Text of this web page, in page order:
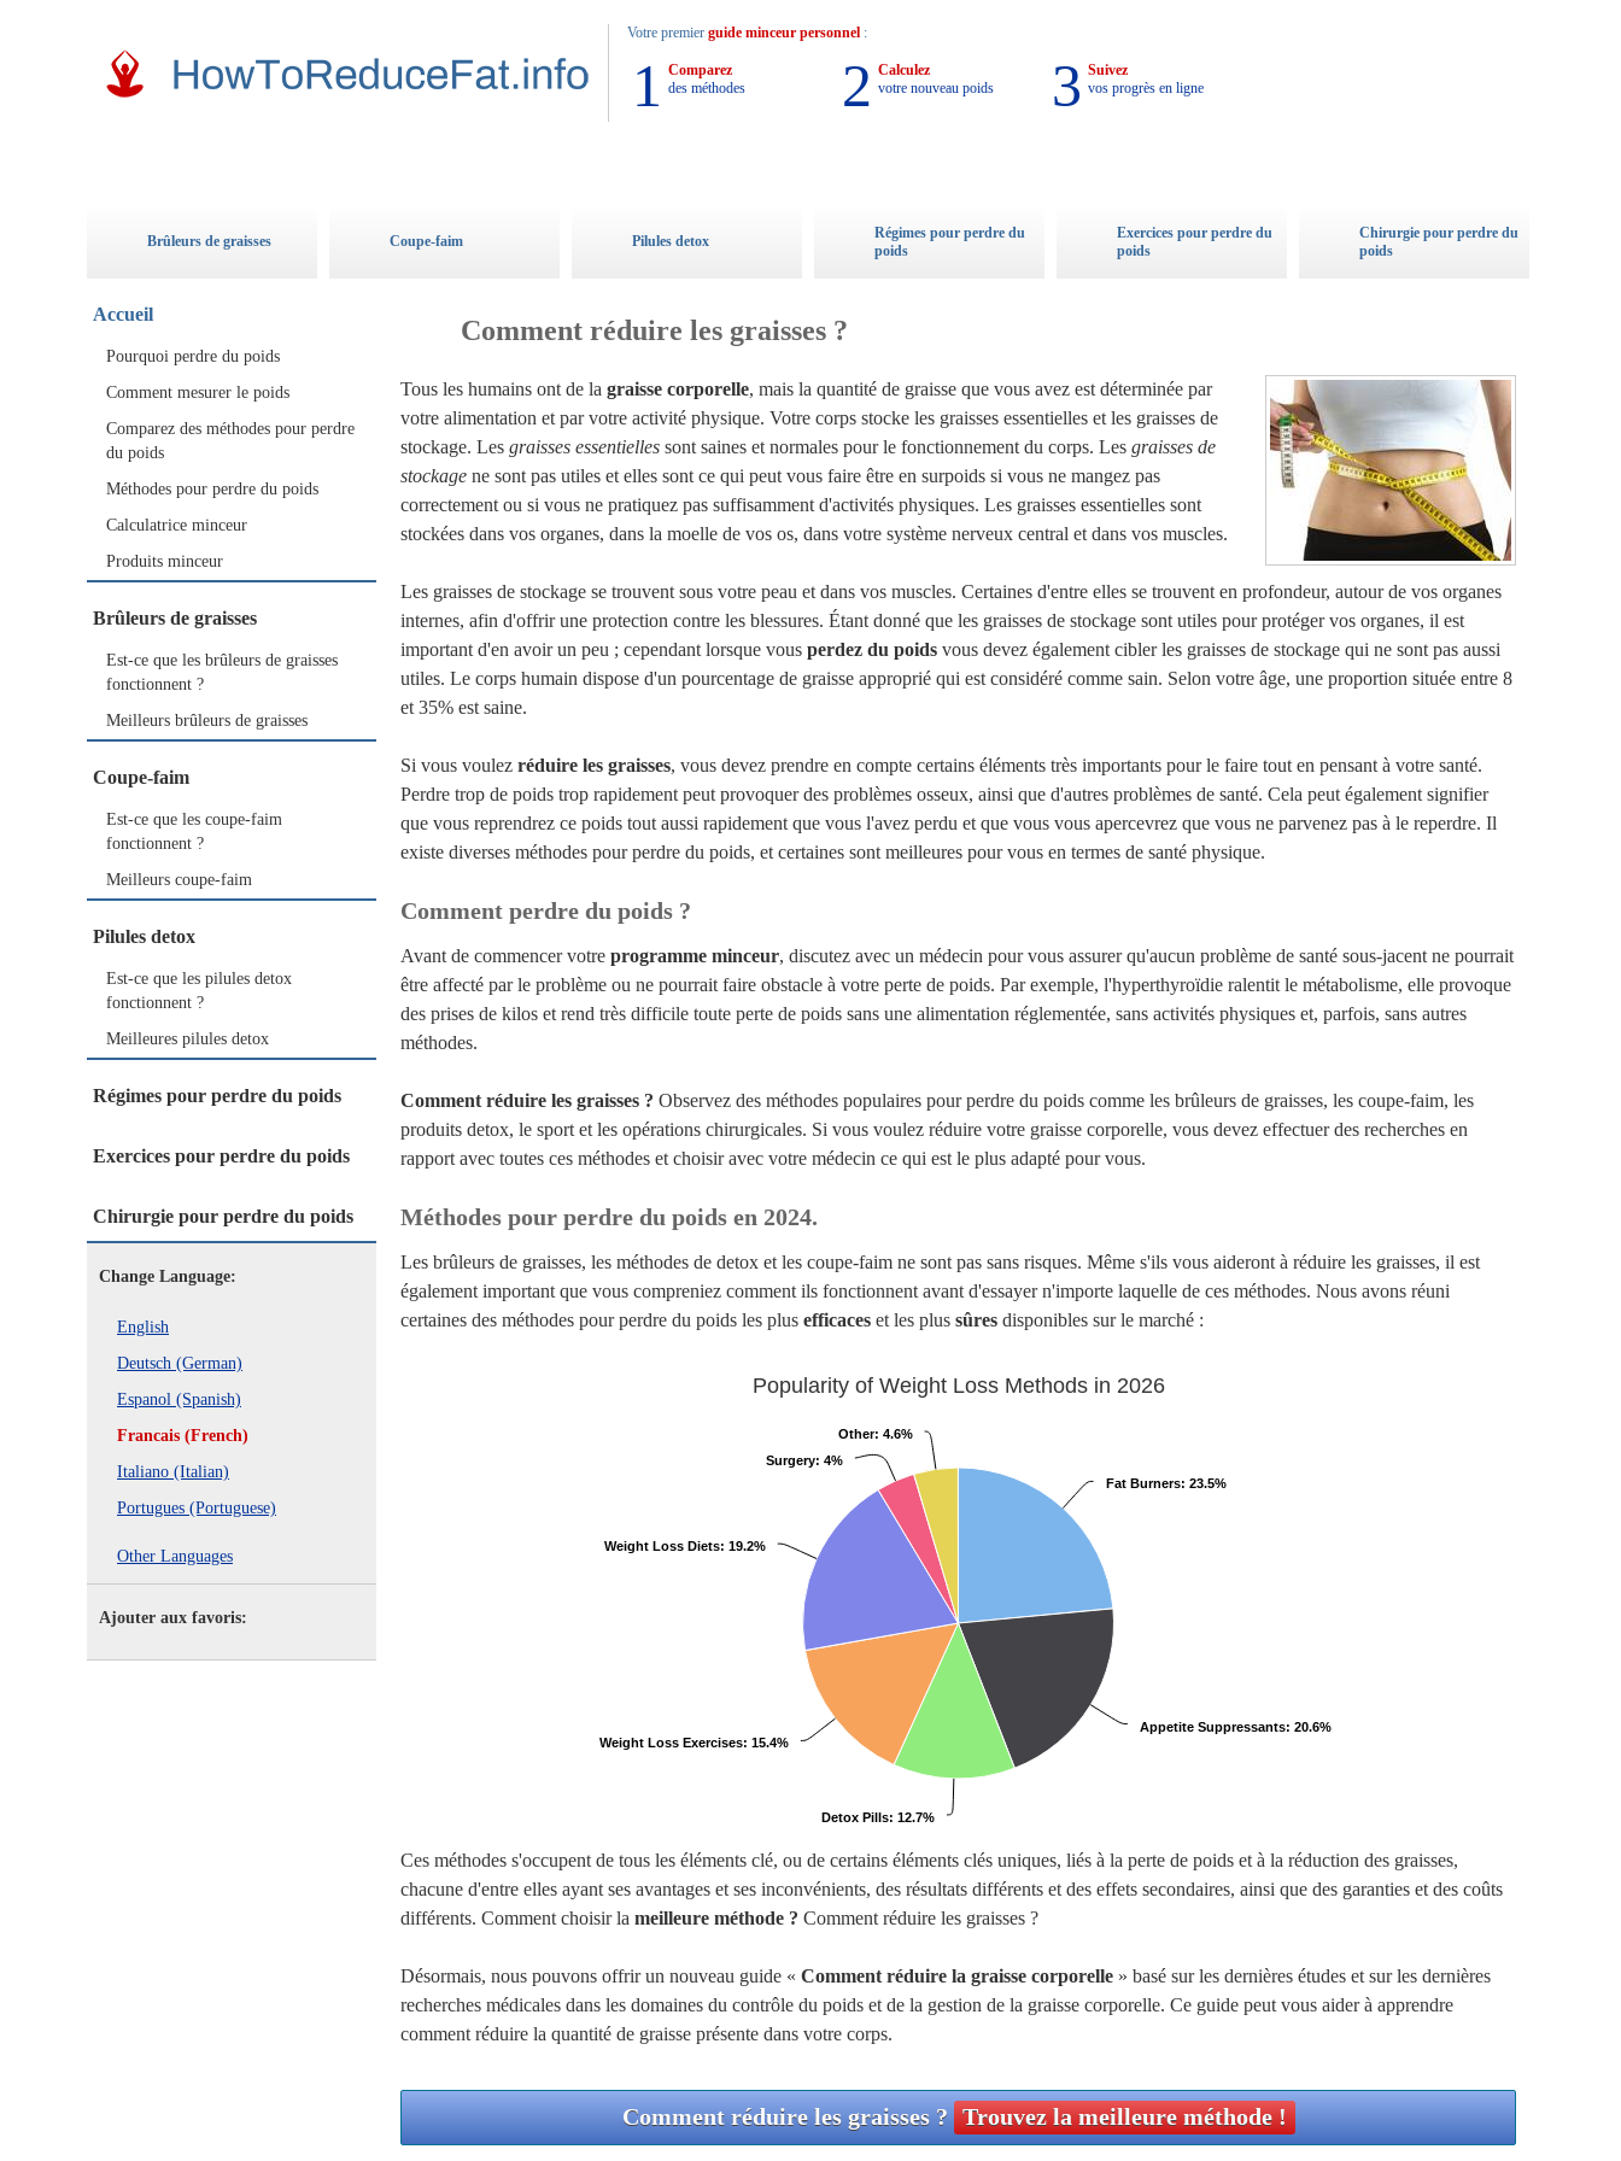
Votre premier guide minceur personnel :
1 Comparez
des méthodes
2 Calculez
votre nouveau poids
3 Suivez
vos progrès en ligne
Brûleurs de graisses Coupe-faim Pilules detox
Régimes pour perdre du
poids
Exercices pour perdre du
poids
Chirurgie pour perdre du
poids
Accueil
Pourquoi perdre du poids
Comment mesurer le poids
Comparez des méthodes pour perdre
du poids
Méthodes pour perdre du poids
Calculatrice minceur
Produits minceur
Brûleurs de graisses
Est-ce que les brûleurs de graisses
fonctionnent ?
Meilleurs brûleurs de graisses
Coupe-faim
Est-ce que les coupe-faim
fonctionnent ?
Meilleurs coupe-faim
Pilules detox
Est-ce que les pilules detox
fonctionnent ?
Meilleures pilules detox
Régimes pour perdre du poids
Exercices pour perdre du poids
Chirurgie pour perdre du poids
Change Language:
English
Deutsch (German)
Espanol (Spanish)
Francais (French)
Italiano (Italian)
Portugues (Portuguese)
Other Languages
Ajouter aux favoris:
Comment réduire les graisses ?
Tous les humains ont de la graisse corporelle, mais la quantité de graisse que vous avez est déterminée par
votre alimentation et par votre activité physique. Votre corps stocke les graisses essentielles et les graisses de
stockage. Les graisses essentielles sont saines et normales pour le fonctionnement du corps. Les graisses de
stockage ne sont pas utiles et elles sont ce qui peut vous faire être en surpoids si vous ne mangez pas
correctement ou si vous ne pratiquez pas suffisamment d'activités physiques. Les graisses essentielles sont
stockées dans vos organes, dans la moelle de vos os, dans votre système nerveux central et dans vos muscles.
Les graisses de stockage se trouvent sous votre peau et dans vos muscles. Certaines d'entre elles se trouvent en profondeur, autour de vos organes
internes, afin d'offrir une protection contre les blessures. Étant donné que les graisses de stockage sont utiles pour protéger vos organes, il est
important d'en avoir un peu ; cependant lorsque vous perdez du poids vous devez également cibler les graisses de stockage qui ne sont pas aussi
utiles. Le corps humain dispose d'un pourcentage de graisse approprié qui est considéré comme sain. Selon votre âge, une proportion située entre 8
et 35% est saine.
Si vous voulez réduire les graisses, vous devez prendre en compte certains éléments très importants pour le faire tout en pensant à votre santé.
Perdre trop de poids trop rapidement peut provoquer des problèmes osseux, ainsi que d'autres problèmes de santé. Cela peut également signifier
que vous reprendrez ce poids tout aussi rapidement que vous l'avez perdu et que vous vous apercevrez que vous ne parvenez pas à le reperdre. Il
existe diverses méthodes pour perdre du poids, et certaines sont meilleures pour vous en termes de santé physique.
Comment perdre du poids ?
Avant de commencer votre programme minceur, discutez avec un médecin pour vous assurer qu'aucun problème de santé sous-jacent ne pourrait
être affecté par le problème ou ne pourrait faire obstacle à votre perte de poids. Par exemple, l'hyperthyroïdie ralentit le métabolisme, elle provoque
des prises de kilos et rend très difficile toute perte de poids sans une alimentation réglementée, sans activités physiques et, parfois, sans autres
méthodes.
Comment réduire les graisses ? Observez des méthodes populaires pour perdre du poids comme les brûleurs de graisses, les coupe-faim, les
produits detox, le sport et les opérations chirurgicales. Si vous voulez réduire votre graisse corporelle, vous devez effectuer des recherches en
rapport avec toutes ces méthodes et choisir avec votre médecin ce qui est le plus adapté pour vous.
Méthodes pour perdre du poids en 2024.
Les brûleurs de graisses, les méthodes de detox et les coupe-faim ne sont pas sans risques. Même s'ils vous aideront à réduire les graisses, il est
également important que vous compreniez comment ils fonctionnent avant d'essayer n'importe laquelle de ces méthodes. Nous avons réuni
certaines des méthodes pour perdre du poids les plus efficaces et les plus sûres disponibles sur le marché :
Popularity of Weight Loss Methods in 2026
Fat Burners: 23.5%
Appetite Suppressants: 20.6%
Detox Pills: 12.7%
Weight Loss Exercises: 15.4%
Weight Loss Diets: 19.2%
Surgery: 4%
Other: 4.6%
Ces méthodes s'occupent de tous les éléments clé, ou de certains éléments clés uniques, liés à la perte de poids et à la réduction des graisses,
chacune d'entre elles ayant ses avantages et ses inconvénients, des résultats différents et des effets secondaires, ainsi que des garanties et des coûts
différents. Comment choisir la meilleure méthode ? Comment réduire les graisses ?
Désormais, nous pouvons offrir un nouveau guide « Comment réduire la graisse corporelle » basé sur les dernières études et sur les dernières
recherches médicales dans les domaines du contrôle du poids et de la gestion de la graisse corporelle. Ce guide peut vous aider à apprendre
comment réduire la quantité de graisse présente dans votre corps.
Comment réduire les graisses ? Trouvez la meilleure méthode !